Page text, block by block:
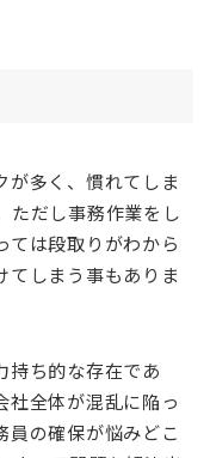
が多く、慣れてしま
ただし事務作業をし
ては段取りがわから
てしまう事もありま
持ち的な存在であ
社全体が混乱に陥っ
員の確保が悩みどこ